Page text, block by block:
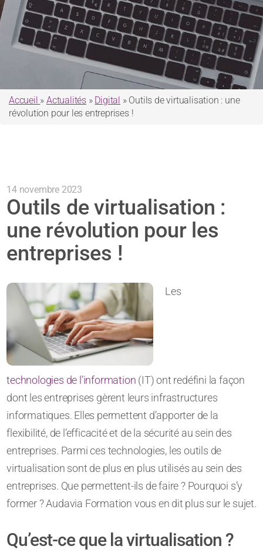
Accueil »Actualités » Digital » Outils de virtualisation : une
révolution pour les entreprises !
14 novembre 2023
Outils de virtualisation :
une révolution pour les
entreprises !
Les
technologies de l’information (IT) ont redéfini la façon
dont les entreprises gèrent leurs infrastructures
informatiques. Elles permettent d’apporter de la
flexibilité, de l’efficacité et de la sécurité au sein des
entreprises. Parmi ces technologies, les outils de
virtualisation sont de plus en plus utilisés au sein des
entreprises. Que permettent-ils de faire ? Pourquoi s’y
former ? Audavia Formation vous en dit plus sur le sujet.
Qu’est-ce que la virtualisation ?